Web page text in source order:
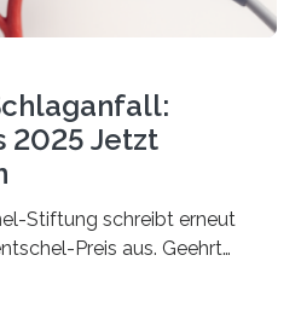
2025 Jetzt
Stiftung schreibt erneut
Preis aus. Geehrt
Publikation zum Thema